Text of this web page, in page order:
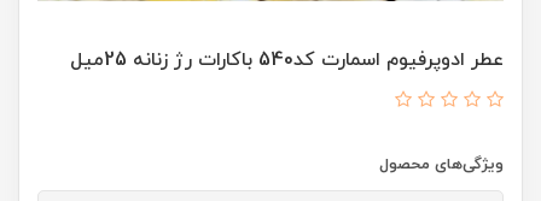
عطر ادوپرفیوم اسمارت کد540 باکارات رژ زنانه 25میل
ویژگی‌های محصول